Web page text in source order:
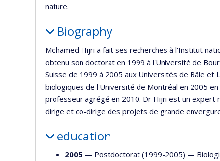
nature.
Biography
Mohamed Hijri a fait ses recherches à l'Institut
obtenu son doctorat en 1999 à l'Université de
Suisse de 1999 à 2005 aux Universités de Bâle et
biologiques de l'Université de Montréal en 2005
professeur agrégé en 2010. Dr Hijri est un expert
dirige et co-dirige des projets de grande
education
2005 — Postdoctorat (1999-2005) —